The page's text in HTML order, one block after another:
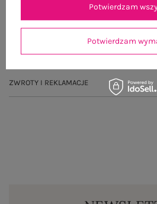
OPINIE O PRODUKCIE (0)
WYSYŁKA I DOSTAWA
ZWROTY I REKLAMACJE
Potwierdzam
Potwierdzam